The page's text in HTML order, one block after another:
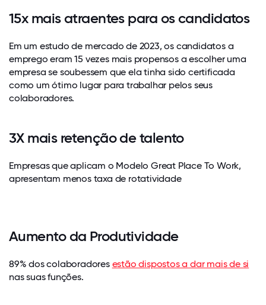
15x mais atraentes para os candidatos
Em um estudo de mercado de 2023, os candidatos a
emprego eram 15 vezes mais propensos a escolher uma
empresa se soubessem que ela tinha sido certificada
como um ótimo lugar para trabalhar pelos seus
colaboradores.
3X mais retenção de talento
Empresas que aplicam o Modelo Great Place To Work,
apresentam menos taxa de rotatividade
Aumento da Produtividade
89% dos colaboradores estão dispostos a dar mais de si
nas suas funções.